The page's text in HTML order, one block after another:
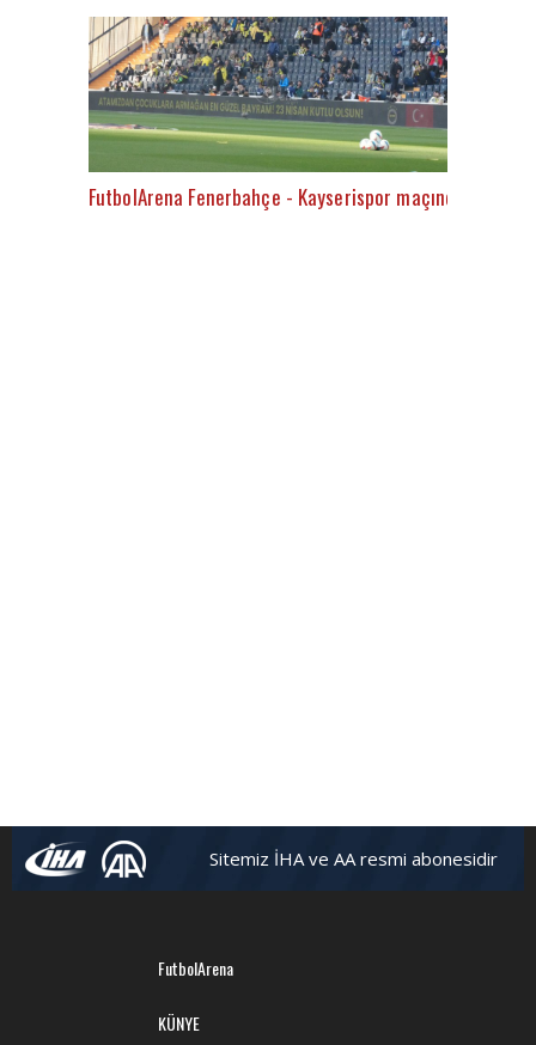
FutbolArena Fenerbahçe - Kayserispor maçında
Sitemiz İHA ve AA resmi abonesidir
FutbolArena
KÜNYE